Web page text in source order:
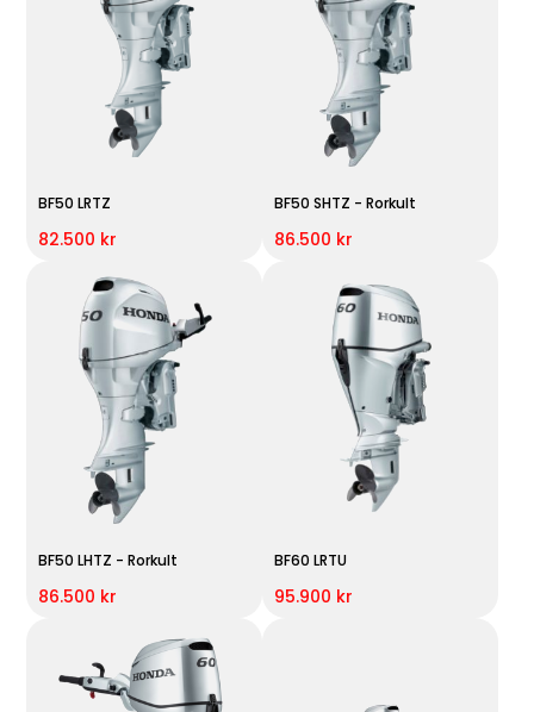
BF50 LRTZ
82.500 kr
BF50 SHTZ - Rorkult
86.500 kr
BF50 LHTZ - Rorkult
86.500 kr
BF60 LRTU
95.900 kr